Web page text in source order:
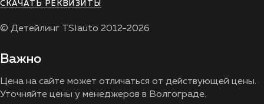
СКАЧАТЬ РЕКВИЗИТЫ
© Детейлинг TSIauto 2012-2026
Важно
Цена на сайте может отличаться от действующей цены.
Уточняйте цены у менеджеров в Волгограде.